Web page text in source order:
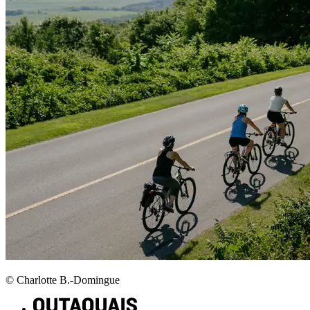
© Charlotte B.-Domingue